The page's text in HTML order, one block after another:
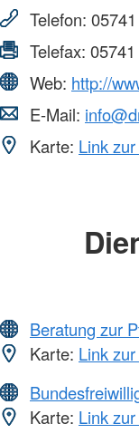
Telefon:
Telefax:
Web: http://
E-Mail:
Karte: Link
Beratung zur
Karte: Link
Karte: Link